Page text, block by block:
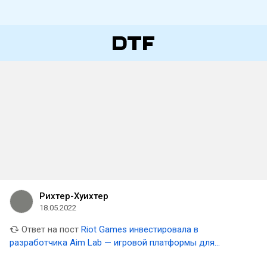
Рихтер-Хуихтер
18.05.2022
Ответ на пост Riot Games инвестировала в
разработчика Aim Lab — игровой платформы для